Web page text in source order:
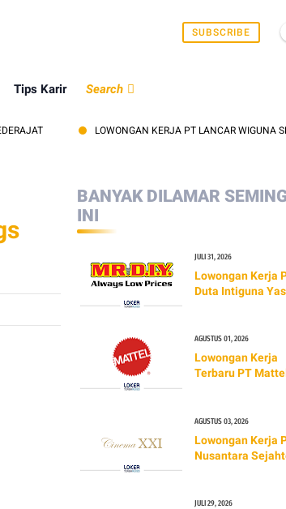
SUBSCRIBE
Tips Karir Search
LOWONGAN KERJA PT LANCAR WIGUNA
BANYAK DILAMAR
INI
JULI 31, 2026
Lowongan Kerja
Duta Intiguna
AGUSTUS 01, 2026
Lowongan Kerja
Terbaru PT
AGUSTUS 03, 2026
Lowongan Kerja
Nusantara
JULI 29, 2026